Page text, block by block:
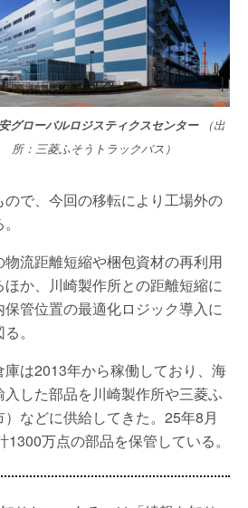
グローバルロジスティクスセンター（出
所：三菱ふそうトラックバス）
で、今回の移転により工場外の
流距離短縮や梱包資材の再利用
か、川崎製作所との距離短縮に
管位置の最適化ロジック導入に
。
は2013年から稼働しており、海
した部品を川崎製作所や三菱ふ
などに供給してきた。25年8月
万点の部品を保管している。